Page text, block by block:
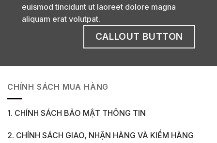
euismod tincidunt ut laoreet dolore magna
aliquam erat volutpat.
CALLOUT BUTTON
CHÍNH SÁCH MUA HÀNG
1. CHÍNH SÁCH BẢO MẬT THÔNG TIN
2. CHÍNH SÁCH GIAO, NHẬN HÀNG VÀ KIỂM HÀNG